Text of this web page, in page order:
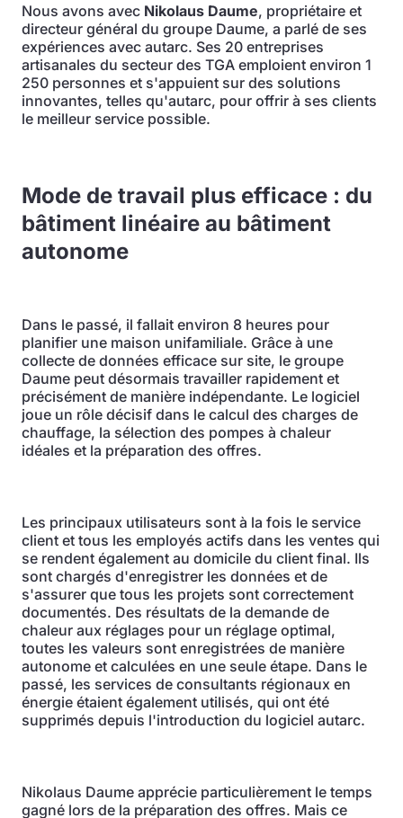
Nous avons avec Nikolaus Daume, propriétaire et
directeur général du groupe Daume, a parlé de ses
expériences avec autarc. Ses 20 entreprises
artisanales du secteur des TGA emploient environ 1
250 personnes et s'appuient sur des solutions
innovantes, telles qu'autarc, pour offrir à ses clients
le meilleur service possible.
Mode de travail plus efficace : du
bâtiment linéaire au bâtiment
autonome
Dans le passé, il fallait environ 8 heures pour
planifier une maison unifamiliale. Grâce à une
collecte de données efficace sur site, le groupe
Daume peut désormais travailler rapidement et
précisément de manière indépendante. Le logiciel
joue un rôle décisif dans le calcul des charges de
chauffage, la sélection des pompes à chaleur
idéales et la préparation des offres.
Les principaux utilisateurs sont à la fois le service
client et tous les employés actifs dans les ventes qui
se rendent également au domicile du client final. Ils
sont chargés d'enregistrer les données et de
s'assurer que tous les projets sont correctement
documentés. Des résultats de la demande de
chaleur aux réglages pour un réglage optimal,
toutes les valeurs sont enregistrées de manière
autonome et calculées en une seule étape. Dans le
passé, les services de consultants régionaux en
énergie étaient également utilisés, qui ont été
supprimés depuis l'introduction du logiciel autarc.
Nikolaus Daume apprécie particulièrement le temps
gagné lors de la préparation des offres. Mais ce